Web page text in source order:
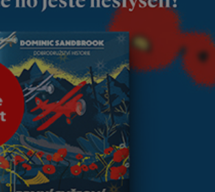
přičítají odborníci zdejším
klimatickým podmínkám.
Sucho, prosolené písky a
extrémně